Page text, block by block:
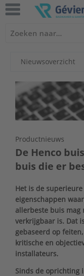
Nieuwsoverzicht
Productnieuws
De Henco
buis die er
Het is de
eigenschappen
allerbeste buis mag
verkrijgbaar is. Dat
gebaseerd op
kritische en
installateurs.
Sinds de oprichting